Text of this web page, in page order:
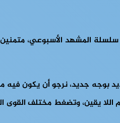
الإفريقي، يطل عليكم العدد الأخير من المشهد نودع العام 2024
جديد، نرجو أن يكون فيه
يقين، وتضغط مختلف القوى